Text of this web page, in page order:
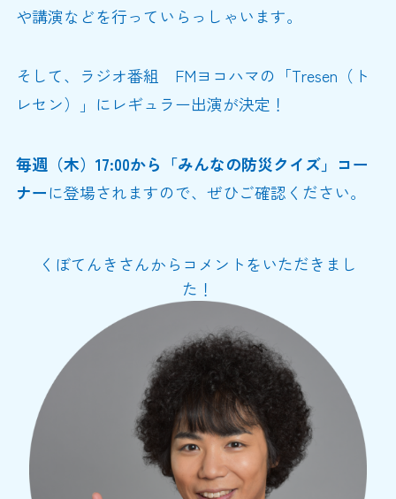
や講演などを行っていらっしゃいます。
そして、ラジオ番組 FMヨコハマの「Tresen（ト
レセン）」にレギュラー出演が決定！
毎週（木）17:00から「みんなの防災クイズ」コー
ナーに登場されますので、ぜひご確認ください。
くぼてんきさんからコメントをいただきまし
た！